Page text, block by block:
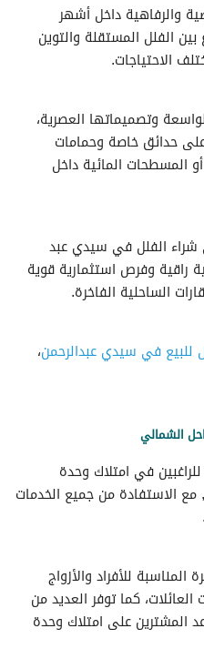
والرفاهية داخل أشهر
الفلل المستقلة والتوين
الاحتياجات.
وتصميماتها العصرية،
على حدائق خاصة وحمامات
المسطحات المائية داخل
شراء الفلل في سيدي عبد
راقية وفرص استثمارية قوية
الساحلية الفاخرة.
للبيع في سيدي عبدالرحمن،
الشمالي
في امتلاك وحدة
مع الاستفادة من جميع الخدمات
للأفراد والأزواج
كما توفر العديد من
المشترين على امتلاك وحدة